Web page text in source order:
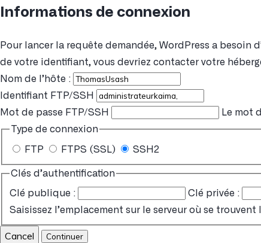
Informations de connexion
Pour lancer la requête demandée, WordPress a besoin
de votre identifiant, vous devriez contacter votre
Nom de l’hôte :
Identifiant FTP/SSH
Mot de passe FTP/SSH
Le mot
Type de connexion
FTP FTPS (SSL) SSH2
Clés d’authentification
Clé publique :
Clé privée :
Saisissez l’emplacement sur le serveur où se
Cancel